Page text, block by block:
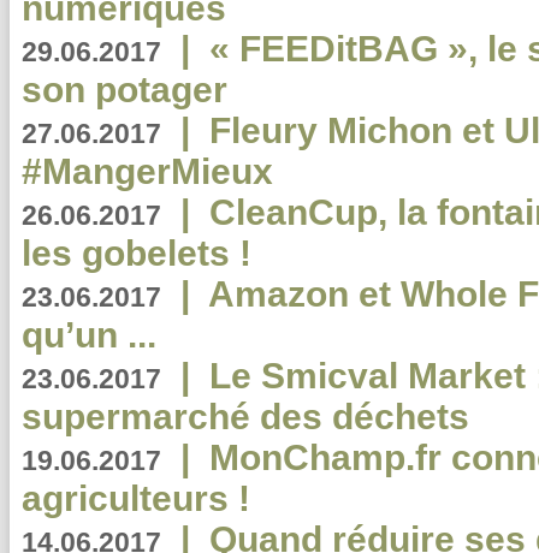
29.06.2017 | « FEEDitBAG », le
son potager
27.06.2017 | Fleury Michon et
#MangerMieux
26.06.2017 | CleanCup, la
les gobelets !
23.06.2017 | Amazon et Whole
qu’un ...
23.06.2017 | Le Smicval
supermarché des déchets
19.06.2017 | MonChamp.fr
agriculteurs !
14.06.2017 | Quand réduire